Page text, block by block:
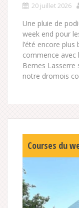
20 juillet 2026
Une pluie de
week end pour
l’été encore
commence avec
Bernes Lasserre
notre dromois
Courses du